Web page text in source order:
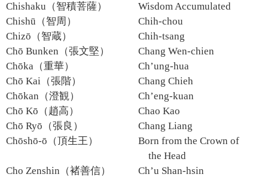
Chishaku（智積菩薩）
Wisdom Accumulated
Chishū（智周）
Chih-chou
Chizō（智蔵）
Chih-tsang
Chō Bunken（張文堅）
Chang Wen-chien
Chōka（重華）
Ch’ung-hua
Chō Kai（張階）
Chang Chieh
Chōkan（澄観）
Ch’eng-kuan
Chō Kō（趙高）
Chao Kao
Chō Ryō（張良）
Chang Liang
Chōshō-ō（頂生王）
Born from the Crown of
the Head
Cho Zenshin（褚善信）
Ch’u Shan-hsin